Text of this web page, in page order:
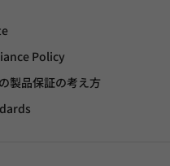
Policy
品保証の考え方